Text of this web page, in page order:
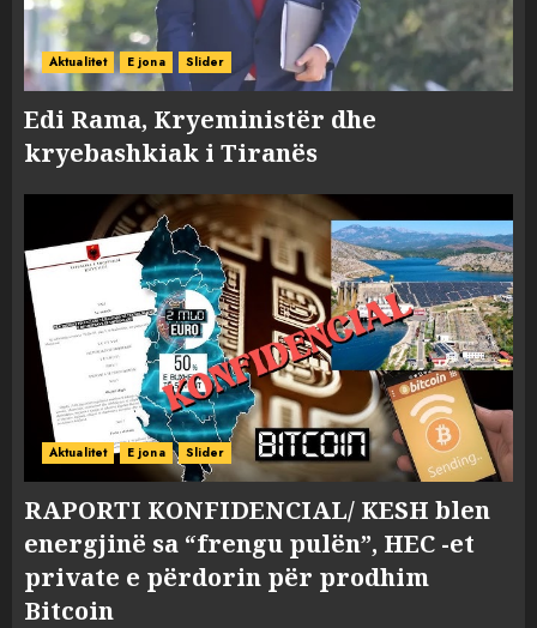
Aktualitet E jona Slider
Edi Rama, Kryeministër dhe
kryebashkiak i Tiranës
Aktualitet E jona Slider
RAPORTI KONFIDENCIAL/ KESH blen
energjinë sa “frengu pulën”, HEC -et
private e përdorin për prodhim
Bitcoin